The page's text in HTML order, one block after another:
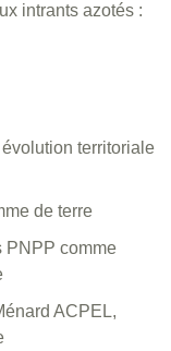
intrants azotés :
territoriale
de terre
PNPP comme
ACPEL,